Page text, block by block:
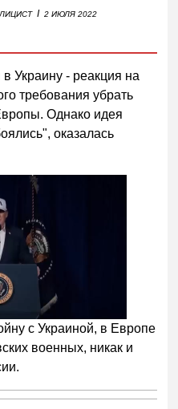
I 2 ИЮЛЯ 2022
Украину - реакция на
требования убрать
Однако идея
оказалась
Отмена
с Украиной, в Европе
военных, никак и